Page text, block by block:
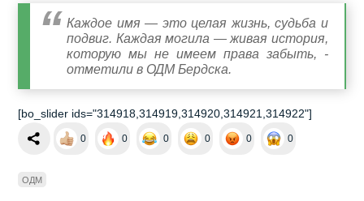
Каждое имя — это целая жизнь, судьба и
подвиг. Каждая могила — живая история,
которую мы не имеем права забыть, -
отметили в ОДМ Бердска.
[bo_slider ids="314918,314919,314920,314921,314922"]
0 0 0 0 0 0
ОДМ